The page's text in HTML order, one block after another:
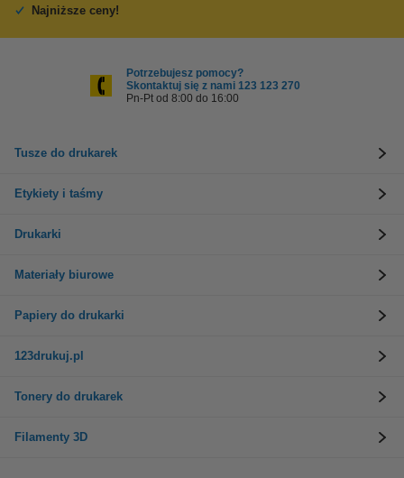
Najniższe ceny!
Potrzebujesz pomocy?
Skontaktuj się z nami 123 123 270
Pn-Pt od 8:00 do 16:00
Tusze do drukarek
Etykiety i taśmy
Drukarki
Materiały biurowe
Papiery do drukarki
123drukuj.pl
Tonery do drukarek
Filamenty 3D